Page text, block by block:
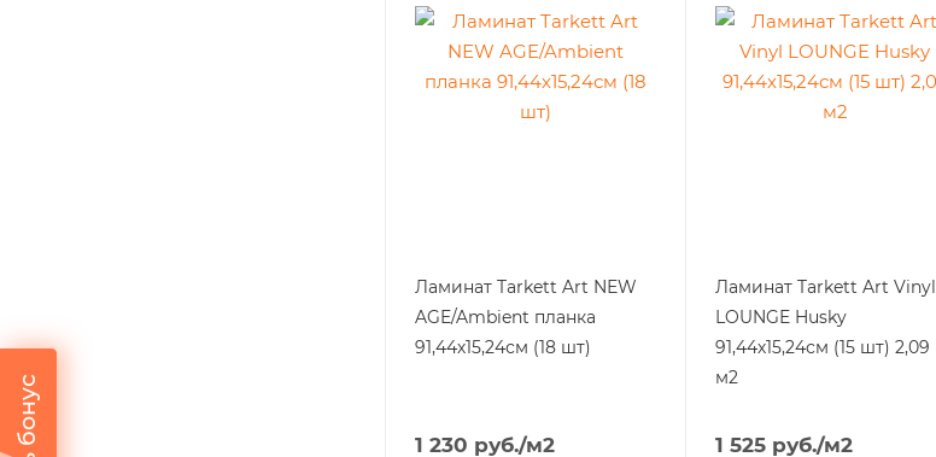
Ламинат Tarkett Art NЕW
AGE/Ambient планка
91,44х15,24см (18 шт)
1 230 руб./м2
Ламинат Tarkett Art Vinyl
LOUNGE Husky
91,44х15,24см (15 шт) 2,09
м2
1 525руб./м2